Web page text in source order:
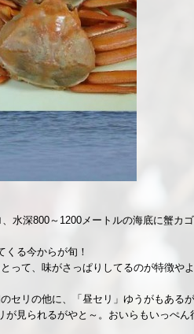
水深800～1200メートルの海底に蟹カ
る今からが旬！
って、味がさっぱりしてるのが特徴やよ
セリの他に、「昼セリ」ゆうがもあるが
見られるがやと～。おいらもいっぺん